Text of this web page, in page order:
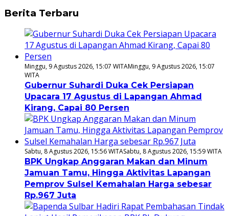
Berita Terbaru
Minggu, 9 Agustus 2026, 15:07 WITAMinggu, 9 Agustus 2026, 15:07
WITA
Gubernur Suhardi Duka Cek Persiapan
Upacara 17 Agustus di Lapangan Ahmad
Kirang, Capai 80 Persen
Sabtu, 8 Agustus 2026, 15:56 WITASabtu, 8 Agustus 2026, 15:59 WITA
BPK Ungkap Anggaran Makan dan Minum
Jamuan Tamu, Hingga Aktivitas Lapangan
Pemprov Sulsel Kemahalan Harga sebesar
Rp.967 Juta